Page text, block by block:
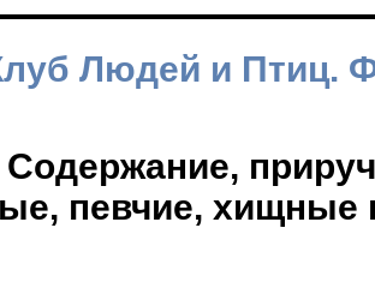
Людей и Птиц.
певчие, хищные